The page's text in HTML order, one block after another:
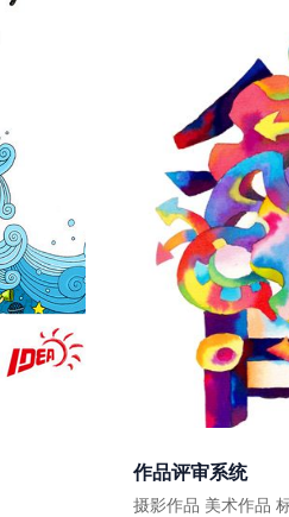
作品评审系统
摄影作品 美术作品